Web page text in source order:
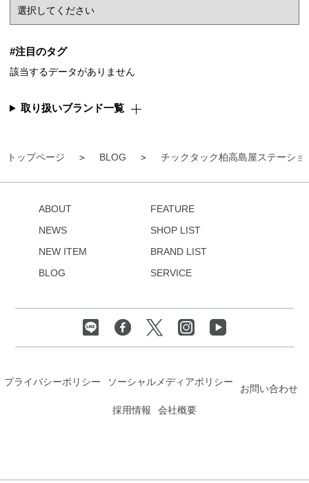
トップページ BLOG チックタック柏高島屋ステーショ
#注目のタグ
該当するデータがありません
取り扱いブランド一覧
ABOUT
NEWS
NEW ITEM
BLOG
FEATURE
SHOP LIST
BRAND LIST
SERVICE
プライバシーポリシー ソーシャルメディアポリシー
お問い合わせ
採用情報
会社概要